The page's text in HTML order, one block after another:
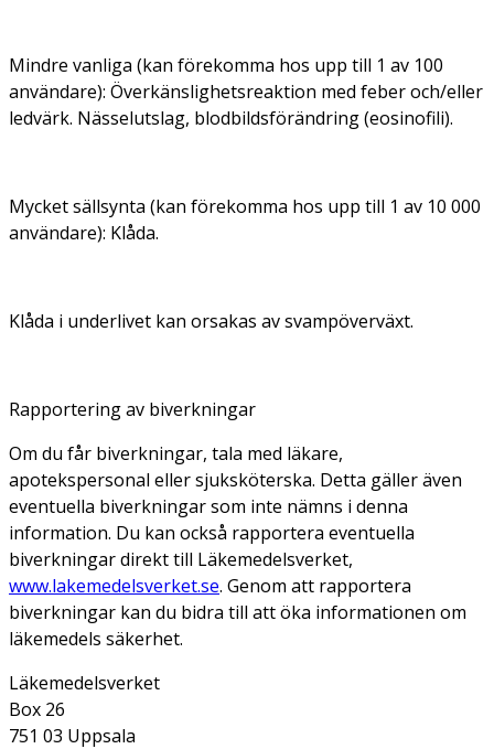
Mindre vanliga (kan förekomma hos upp till 1 av 100
användare): Överkänslighetsreaktion med feber och/eller
ledvärk. Nässelutslag, blodbildsförändring (eosinofili).
Mycket sällsynta (kan förekomma hos upp till 1 av 10 000
användare): Klåda.
Klåda i underlivet kan orsakas av svampöverväxt.
Rapportering av biverkningar
Om du får biverkningar, tala med läkare,
apotekspersonal eller sjuksköterska. Detta gäller även
eventuella biverkningar som inte nämns i denna
information. Du kan också rapportera eventuella
biverkningar direkt till Läkemedelsverket,
www.lakemedelsverket.se. Genom att rapportera
biverkningar kan du bidra till att öka informationen om
läkemedels säkerhet.
Läkemedelsverket
Box 26
751 03 Uppsala